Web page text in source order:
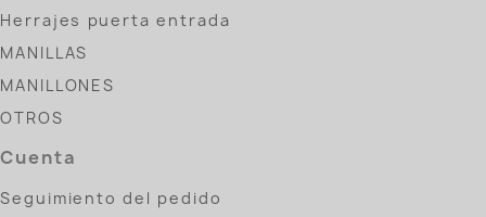
Herrajes puerta entrada
MANILLAS
MANILLONES
OTROS
Cuenta
Seguimiento del pedido